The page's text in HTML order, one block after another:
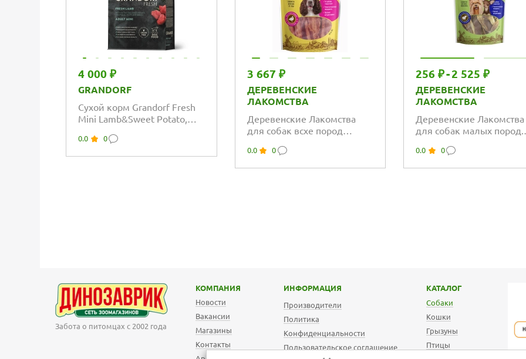
4 000 ₽
GRANDORF
Сухой корм Grandorf Fresh
Mini Lamb&Sweet Potato,
0.0 0
3 667 ₽
ДЕРЕВЕНСКИЕ
ЛАКОМСТВА
Деревенские Лакомства
для собак всхе пород
0.0 0
256 ₽-2 525 ₽
ДЕРЕВЕНСКИЕ
ЛАКОМСТВА
Деревенские Лакомства
для собак малых пород.
ягненка
0.0 0
Забота о питомцах с 2002 года
КОМПАНИЯ
Новости
Вакансии
Магазины
Контакты
ИНФОРМАЦИЯ
Производители
Политика
Конфиденциальности
Пользовательское соглашение
КАТАЛОГ
Собаки
Кошки
Грызуны
Птицы